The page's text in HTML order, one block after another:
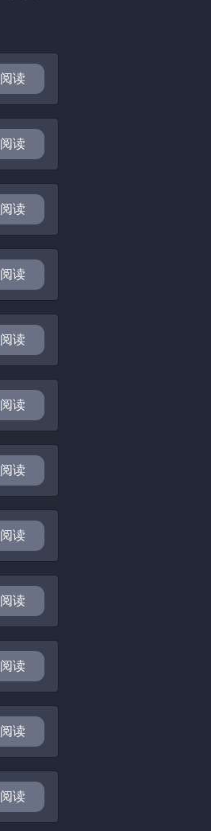
阅读
阅读
阅读
阅读
阅读
阅读
阅读
阅读
阅读
阅读
阅读
阅读